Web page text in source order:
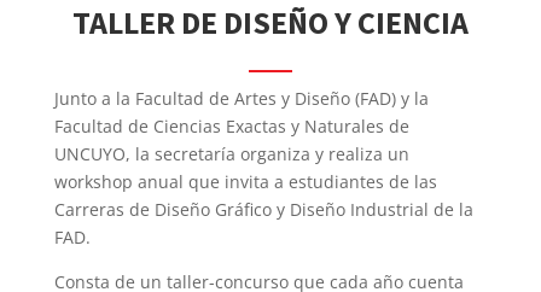
TALLER DE DISEÑO Y CIENCIA
Junto a la Facultad de Artes y Diseño (FAD) y la
Facultad de Ciencias Exactas y Naturales de
UNCUYO, la secretaría organiza y realiza un
workshop anual que invita a estudiantes de las
Carreras de Diseño Gráfico y Diseño Industrial de la
FAD.
Consta de un taller-concurso que cada año cuenta